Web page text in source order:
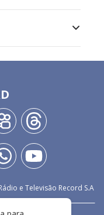
e Televisão Record S.A